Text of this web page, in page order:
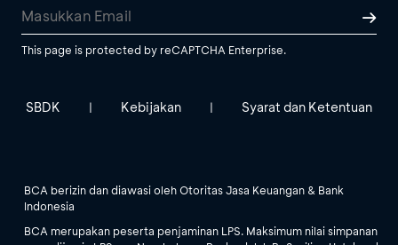
This page is protected by reCAPTCHA Enterprise.
SBDK | Kebijakan | Syarat dan Ketentuan
BCA berizin dan diawasi oleh Otoritas Jasa Keuangan & Bank
Indonesia
BCA merupakan peserta penjaminan LPS. Maksimum nilai simpanan